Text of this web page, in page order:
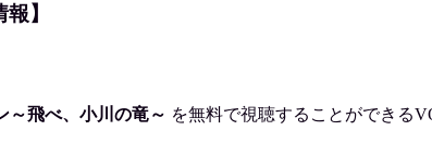
】
～飛べ、小川の竜～ を無料で視聴することができる